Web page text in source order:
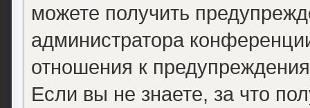
можете получить
администратора
отношения к
Если вы не знаете, за что